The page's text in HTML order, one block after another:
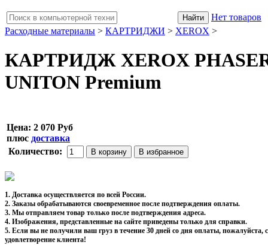
Нет товаров
Расходные материалы > КАРТРИДЖИ > XEROX >
КАРТРИДЖ XEROX PHASER
UNITON Premium
Цена: 2 070 Руб
плюс доставка
Количество:
1. Доставка осуществляется по всей России.
2. Заказы обрабатываются своевременное после подтверждения оплаты.
3. Мы отправляем товар только после подтверждения адреса.
4. Изображения, представленные на сайте приведены только для справки.
5. Если вы не получили ваш груз в течение 30 дней со дня оплаты,
удовлетворение клиента!